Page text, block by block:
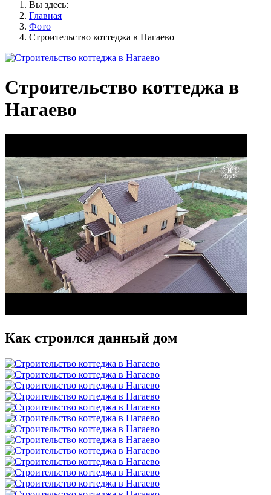
Вы здесь:
Главная
Фото
Строительство коттеджа в Нагаево
Строительство коттеджа в
Нагаево
Как строился данный дом